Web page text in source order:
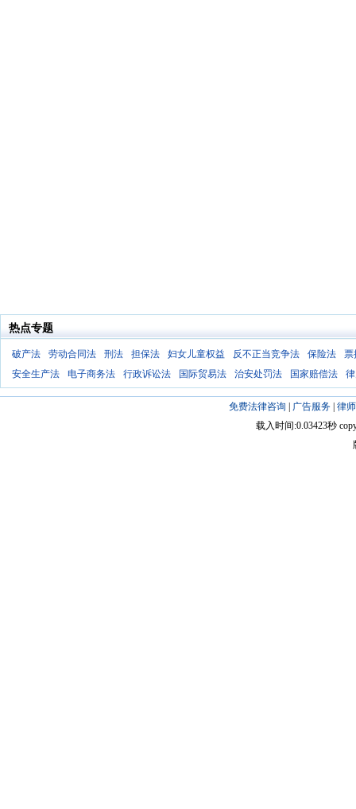
热点专题
破产法 劳动合同法 刑法 担保法 妇女儿童权益 反不正当竞争法 保险法
票
安全生产法
电子商务法 行政诉讼法 国际贸易法 治安处罚法 国家赔偿法
免费法律咨询 广告服务| 律
载入时间:0.03423秒